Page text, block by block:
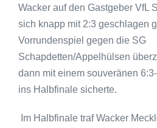
Wacker auf den Gastgeber VfL
sich knapp mit 2:3 geschlagen
Vorrundenspiel gegen die SG
Schapdetten/Appelhülsen
dann mit einem souveränen
ins Halbfinale sicherte.
Im Halbfinale traf Wacker